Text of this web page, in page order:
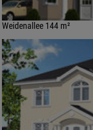
Weidenallee 144 m²